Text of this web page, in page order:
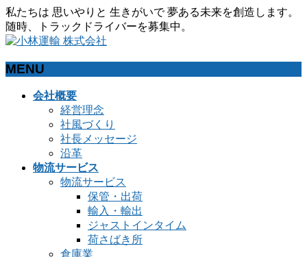
私たちは 思いやりと 生きがいで 夢ある未来を創造します。
随時、トラックドライバーを募集中。
MENU
会社概要
経営理念
社風づくり
社長メッセージ
沿革
物流サービス
物流サービス
保管・出荷
輸入・輸出
ジャストインタイム
荷さばき所
倉庫業